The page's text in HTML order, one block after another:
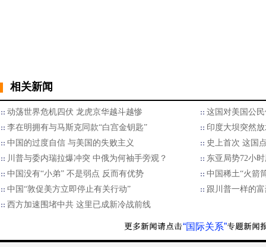
相关新闻
动荡世界危机四伏 龙虎京华越斗越惨
这国对美国公
李在明拥有与马斯克同款“白宫金钥匙”
印度大坝突然
中国的过度自信 与美国的失败主义
史上首次 这国
川普与委内瑞拉爆冲突 中俄为何袖手旁观？
东亚局势72小
中国没有“小弟” 不是弱点 反而有优势
中国稀土“火箭
中国“敦促美方立即停止有关行动”
跟川普一样的
西方加速围堵中共 这里已成新冷战前线
“国际关系”